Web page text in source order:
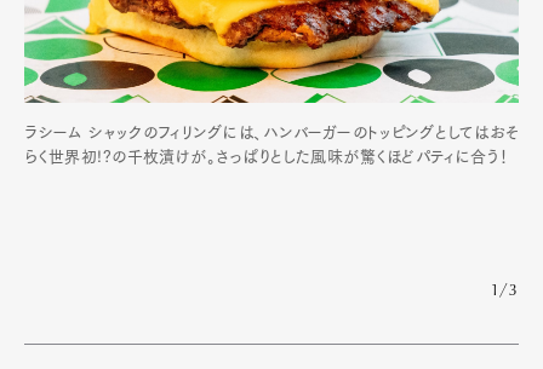
ラシーム シャックのフィリングには、ハンバーガーのトッピングとしてはおそ
らく世界初!?の千枚漬けが。さっぱりとした風味が驚くほどパティに合う！
1/3